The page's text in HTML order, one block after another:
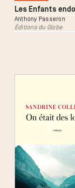
Les Enfants
Anthony Passeron
Éditions du Globe